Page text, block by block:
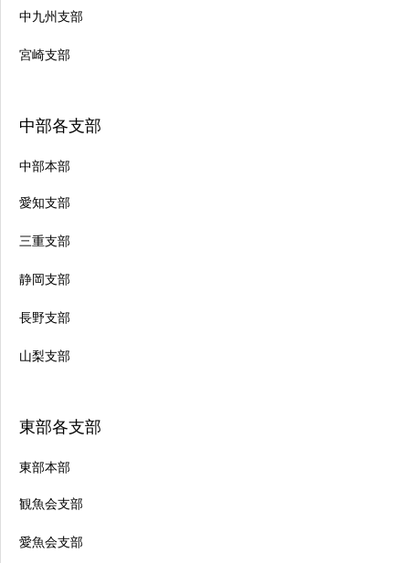
中九州支部
宮崎支部
中部各支部
中部本部
愛知支部
三重支部
静岡支部
長野支部
山梨支部
東部各支部
東部本部
観魚会支部
愛魚会支部